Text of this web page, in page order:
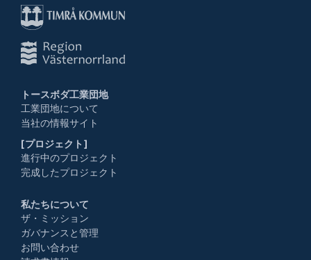
トースボダ工業団地
工業団地について
当社の情報サイト
[プロジェクト]
進行中のプロジェクト
完成したプロジェクト
私たちについて
ザ・ミッション
ガバナンスと管理
お問い合わせ